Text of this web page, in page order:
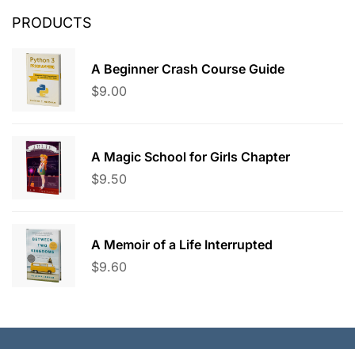
PRODUCTS
A Beginner Crash Course Guide
$9.00
A Magic School for Girls Chapter
$9.50
A Memoir of a Life Interrupted
$9.60